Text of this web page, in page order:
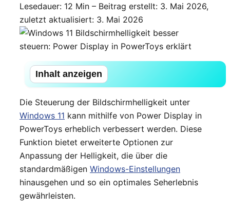
Lesedauer: 12 Min – Beitrag erstellt: 3. Mai 2026,
zuletzt aktualisiert: 3. Mai 2026
Inhalt anzeigen
Die Steuerung der Bildschirmhelligkeit unter
Windows 11 kann mithilfe von Power Display in
PowerToys erheblich verbessert werden. Diese
Funktion bietet erweiterte Optionen zur
Anpassung der Helligkeit, die über die
standardmäßigen Windows-Einstellungen
hinausgehen und so ein optimales Seherlebnis
gewährleisten.